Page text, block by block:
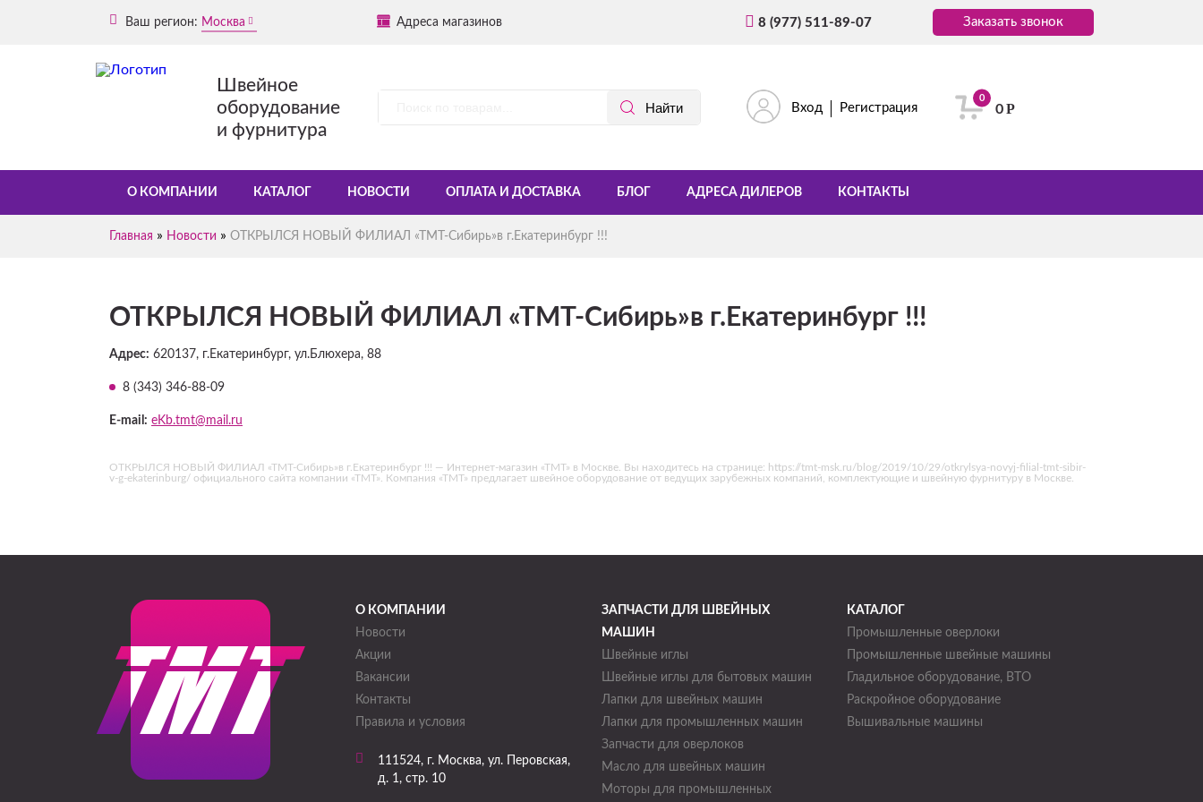
Ваш регион: Москва Адреса магазинов 8 (977) 511-89-07 Заказать звонок
Швейное
оборудование
и фурнитура
Вход Регистрация
0
0Р
О КОМПАНИИ КАТАЛОГ НОВОСТИ ОПЛАТА И ДОСТАВКА БЛОГ АДРЕСА ДИЛЕРОВ КОНТАКТЫ
Главная » Новости » ОТКРЫЛСЯ НОВЫЙ ФИЛИАЛ «ТМТ-Сибирь»в г.Екатеринбург !!!
ОТКРЫЛСЯ НОВЫЙ ФИЛИАЛ «ТМТ-Сибирь»в г.Екатеринбург !!!
Адрес: 620137, г.Екатеринбург, ул.Блюхера, 88
8 (343) 346-88-09
E-mail: eKb.tmt@mail.ru
ОТКРЫЛСЯ НОВЫЙ ФИЛИАЛ «ТМТ-Сибирь»в г.Екатеринбург !!! — Интернет-магазин «ТМТ» в Москве. Вы находитесь на странице: https://tmt-msk.ru/blog/2019/10/29/otkrylsya-novyj-filial-tmt-sibir-
v-g-ekaterinburg/ официального сайта компании «ТМТ». Компания «ТМТ» предлагает швейное оборудование от ведущих зарубежных компаний, комплектующие и швейную фурнитуру в Москве.
О КОМПАНИИ
Новости
Акции
Вакансии
Контакты
Правила и условия
111524, г. Москва, ул. Перовская,
д. 1, стр. 10
ЗАПЧАСТИ ДЛЯ ШВЕЙНЫХ
МАШИН
Швейные иглы
Швейные иглы для бытовых машин
Лапки для швейных машин
Лапки для промышленных машин
Запчасти для оверлоков
Масло для швейных машин
Моторы для промышленных
КАТАЛОГ
Промышленные оверлоки
Промышленные швейные машины
Гладильное оборудование, ВТО
Раскройное оборудование
Вышивальные машины